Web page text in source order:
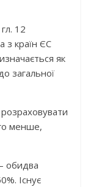
12
з країн ЄС
як
загальної
менше,
обидва
Існує